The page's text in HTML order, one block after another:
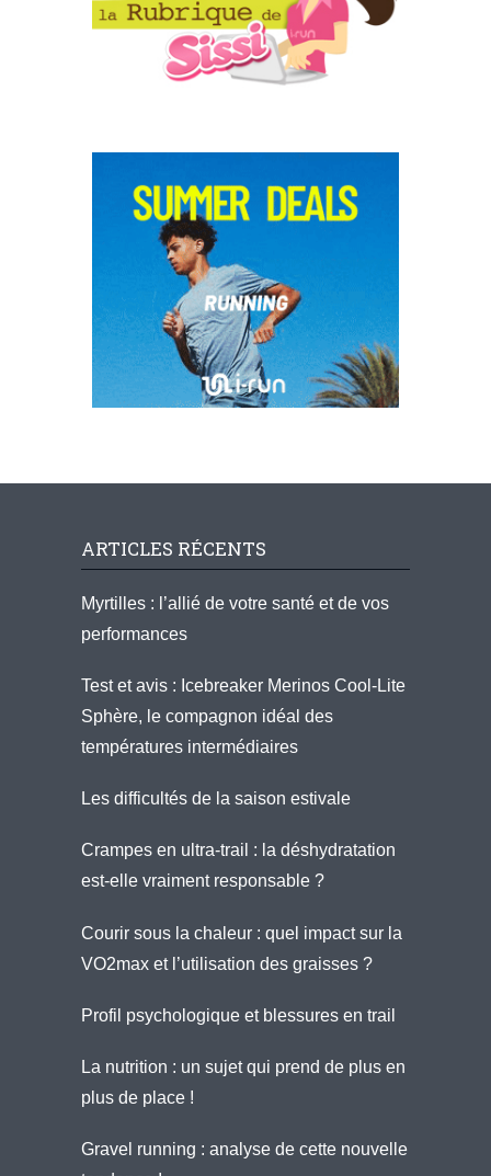
ARTICLES RÉCENTS
Myrtilles : l’allié de votre santé et de vos
performances
Test et avis : Icebreaker Merinos Cool-Lite
Sphère, le compagnon idéal des
températures intermédiaires
Les difficultés de la saison estivale
Crampes en ultra-trail : la déshydratation
est-elle vraiment responsable ?
Courir sous la chaleur : quel impact sur la
VO2max et l’utilisation des graisses ?
Profil psychologique et blessures en trail
La nutrition : un sujet qui prend de plus en
plus de place !
Gravel running : analyse de cette nouvelle